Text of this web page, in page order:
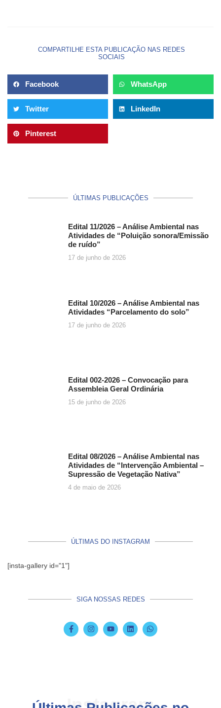
COMPARTILHE ESTA PUBLICAÇÃO NAS REDES
SOCIAIS
Facebook WhatsApp
Twitter LinkedIn
Pinterest
ÚLTIMAS PUBLICAÇÕES
Edital 11/2026 – Análise Ambiental nas
Atividades de “Poluição sonora/Emissão
de ruído”
17 de junho de 2026
Edital 10/2026 – Análise Ambiental nas
Atividades “Parcelamento do solo”
17 de junho de 2026
Edital 002-2026 – Convocação para
Assembleia Geral Ordinária
15 de junho de 2026
Edital 08/2026 – Análise Ambiental nas
Atividades de “Intervenção Ambiental –
Supressão de Vegetação Nativa”
4 de maio de 2026
ÚLTIMAS DO INSTAGRAM
[insta-gallery id="1"]
SIGA NOSSAS REDES